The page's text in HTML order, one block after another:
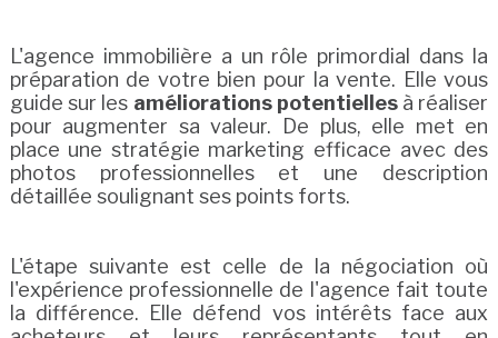
L'agence immobilière a un rôle primordial dans la
préparation de votre bien pour la vente. Elle vous
guide sur les améliorations potentiellesà réaliser
pour augmenter sa valeur. De plus, elle met en
place une stratégie marketing efficace avec des
photos professionnelles et une description
détaillée soulignant ses points forts.
L'étape suivante est celle de la négociation où
l'expérience professionnelle de l'agence fait toute
la différence. Elle défend vos intérêts face aux